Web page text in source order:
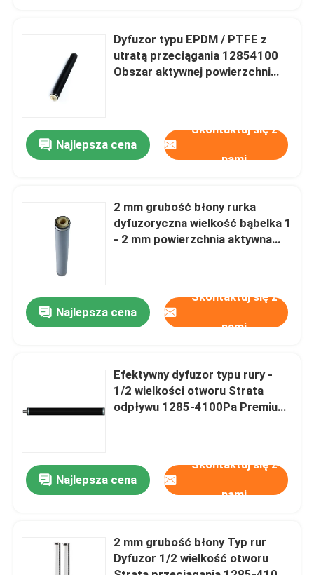
O nas
Aktualności
Poprosić o wycenę
Dyfuzor typu EPDM / PTFE z
utratą przeciągania 12854100
Obszar aktywnej powierzchni
Najlepsza cena
Skontaktuj się z
nami
2 mm grubość błony rurka
dyfuzoryczna wielkość bąbelka 1
- 2 mm powierzchnia aktywna
Najlepsza cena
Skontaktuj się z
nami
Efektywny dyfuzor typu rury -
1/2 wielkości otworu Strata
odpływu 1285-4100Pa Premium
Najlepsza cena
Skontaktuj się z
nami
2 mm grubość błony Typ rur
Dyfuzor 1/2 wielkość otworu